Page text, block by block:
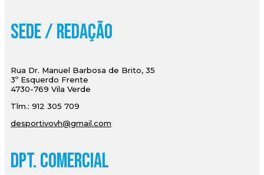
Sede / Redação
Rua Dr. Manuel Barbosa de Brito, 35
3º Esquerdo Frente
4730-769 Vila Verde
Tlm.: 912 305 709
desportivovh@gmail.com
Dpt. Comercial